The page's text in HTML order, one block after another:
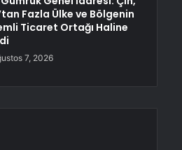
Fazla Ülke ve Bölgenin
Ticaret Ortağı Haline
7, 2026